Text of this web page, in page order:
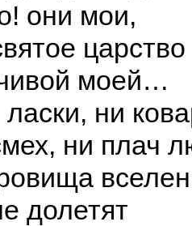
они мои,
царство
моей…
ни
ни плач
долетят